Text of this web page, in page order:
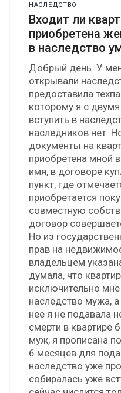
НАСЛЕДСТВО
Входит ли
приобретена
в наследство
Добрый день. У
открывали
предоставила
которому я с
вступить в
наследников нет.
документы на
приобретена мной
имя, в договоре
пункт, где
приобретается
совместную
договор
Но из
прав на
владельцем
думала, что
исключительно
наследство мужа,
нее я не подавала
смерти в квартире
муж, я прописана
6 месяцев для
наследство уже
собиралась уже